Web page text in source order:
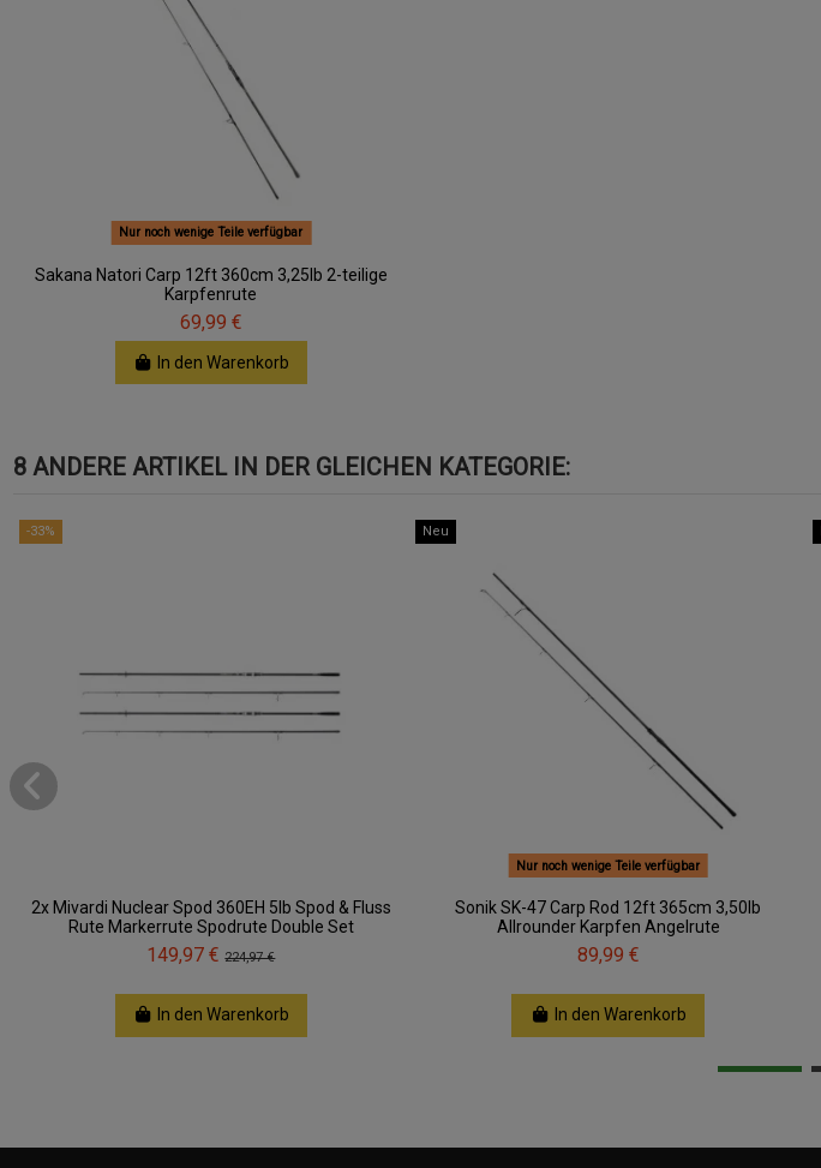
Nur noch wenige Teile verfügbar
Sakana Natori Carp 12ft 360cm 3,25lb 2-teilige
Karpfenrute
69,99 €
In den Warenkorb
8 ANDERE ARTIKEL IN DER GLEICHEN KATEGORIE:
-33%
2x Mivardi Nuclear Spod 360EH 5lb Spod & Fluss
Rute Markerrute Spodrute Double Set
149,97 €224,97 €
In den Warenkorb
Neu
Nur noch wenige Teile verfügbar
Sonik SK-47 Carp Rod 12ft 365cm 3,50lb
Allrounder Karpfen Angelrute
89,99 €
In den Warenkorb